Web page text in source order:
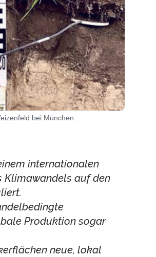
bei München.
internationalen
Klimawandels auf den
Produktion sogar
neue, lokal